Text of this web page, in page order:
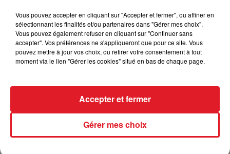
BÉTHUNE: ENQUÊTE POUR HOMICIDE
VOLONTAIRE EN COURS, APRÈS LA...
Selon les premiers éléments, le logement servait
à des prostituées
13 juillet 2026
Vous pouvez accepter en cliquant sur "Accepter et fermer", ou affiner en
sélectionnant les finalités et/ou partenaires dans "Gérer mes choix".
Vous pouvez également refuser en cliquant sur "Continuer sans
accepter". Vos préférences ne s'appliqueront que pour ce site. Vous
pouvez mettre à jour vos choix, ou retirer votre consentement à tout
moment via le lien "Gérer les cookies" situé en bas de chaque page.
Gérer mes choix
Accepter et fermer